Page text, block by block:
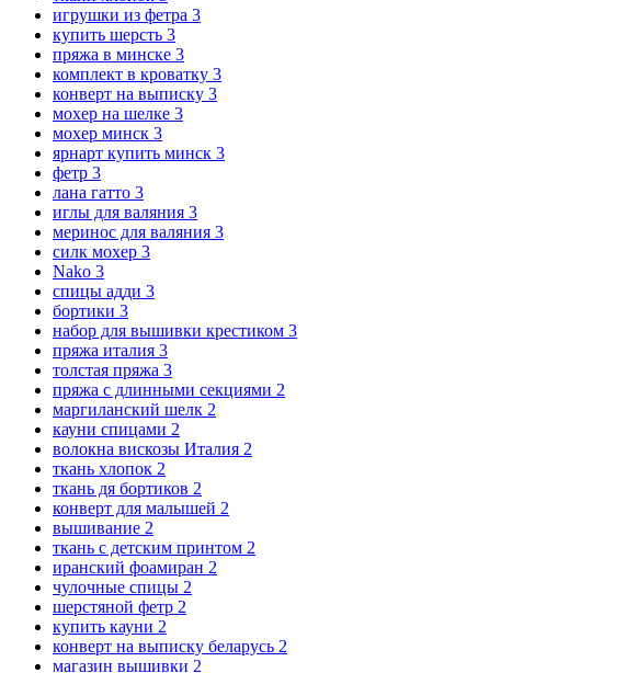
игрушки из фетра 3
купить шерсть 3
пряжа в минске 3
комплект в кроватку 3
конверт на выписку 3
мохер на шелке 3
мохер минск 3
ярнарт купить минск 3
фетр 3
лана гатто 3
иглы для валяния 3
меринос для валяния 3
силк мохер 3
Nako 3
спицы адди 3
бортики 3
набор для вышивки крестиком 3
пряжа италия 3
толстая пряжа 3
пряжа с длинными секциями 2
маргиланский шелк 2
кауни спицами 2
волокна вискозы Италия 2
ткань хлопок 2
ткань дя бортиков 2
конверт для малышей 2
вышивание 2
ткань с детским принтом 2
иранский фоамиран 2
чулочные спицы 2
шерстяной фетр 2
купить кауни 2
конверт на выписку беларусь 2
магазин вышивки 2